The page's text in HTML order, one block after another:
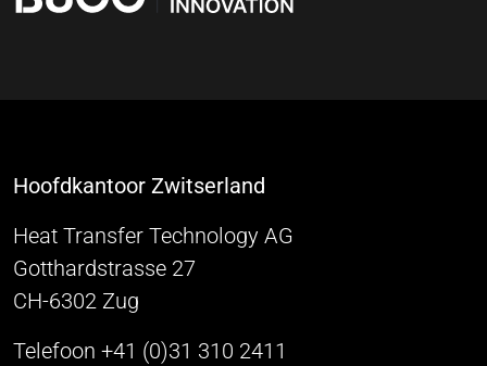
Hoofdkantoor Zwitserland
Heat Transfer Technology AG
Gotthardstrasse 27
CH-6302 Zug
Telefoon +41 (0)31 310 2411